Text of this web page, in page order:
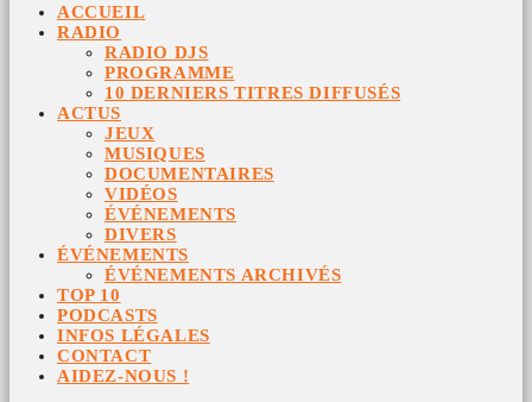
ACCUEIL
RADIO
RADIO DJS
PROGRAMME
10 DERNIERS TITRES DIFFUSÉS
ACTUS
JEUX
MUSIQUES
DOCUMENTAIRES
VIDÉOS
ÉVÉNEMENTS
DIVERS
ÉVÉNEMENTS
ÉVÉNEMENTS ARCHIVÉS
TOP 10
PODCASTS
INFOS LÉGALES
CONTACT
AIDEZ-NOUS !